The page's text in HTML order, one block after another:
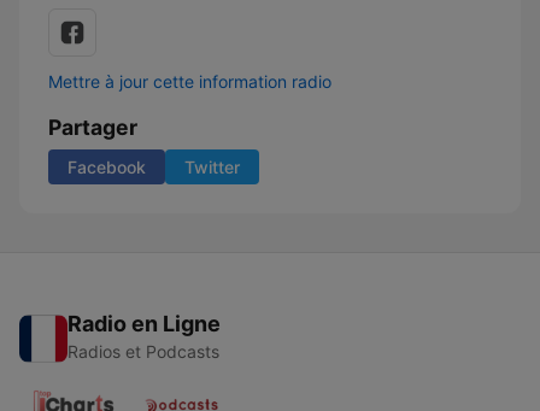
Mettre à jour cette information radio
Partager
Facebook Twitter
Radio en Ligne
Radios et Podcasts